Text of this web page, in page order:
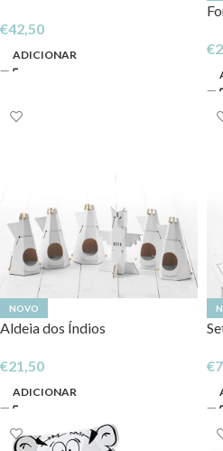
€42,50
ADICIONAR €
NOVO
Aldeia dos Índios
€21,50
ADICIONAR
€